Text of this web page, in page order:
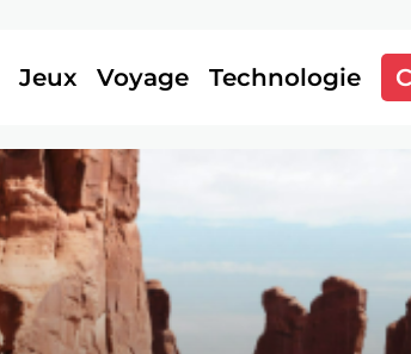
Jeux Voyage Technologie